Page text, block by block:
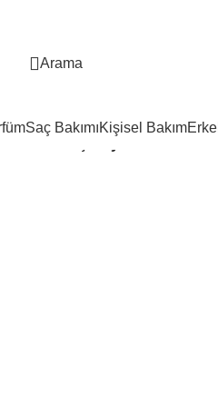
Arama
Saç BakımıKişisel Bakım